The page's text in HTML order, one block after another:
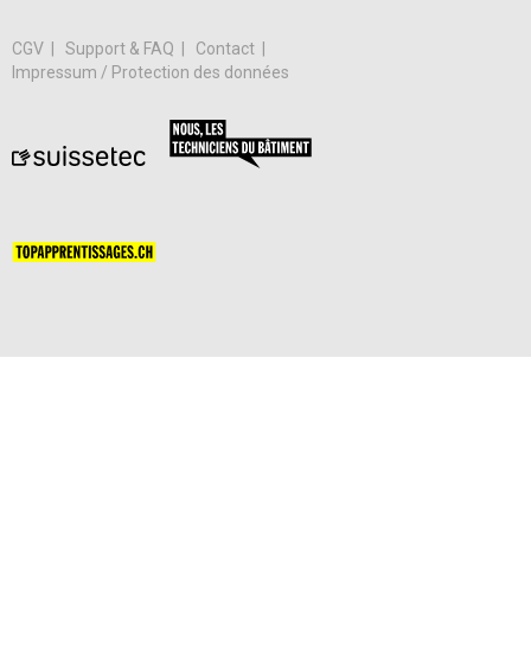
CGV Support & FAQ
Contact
Impressum / Protection des données